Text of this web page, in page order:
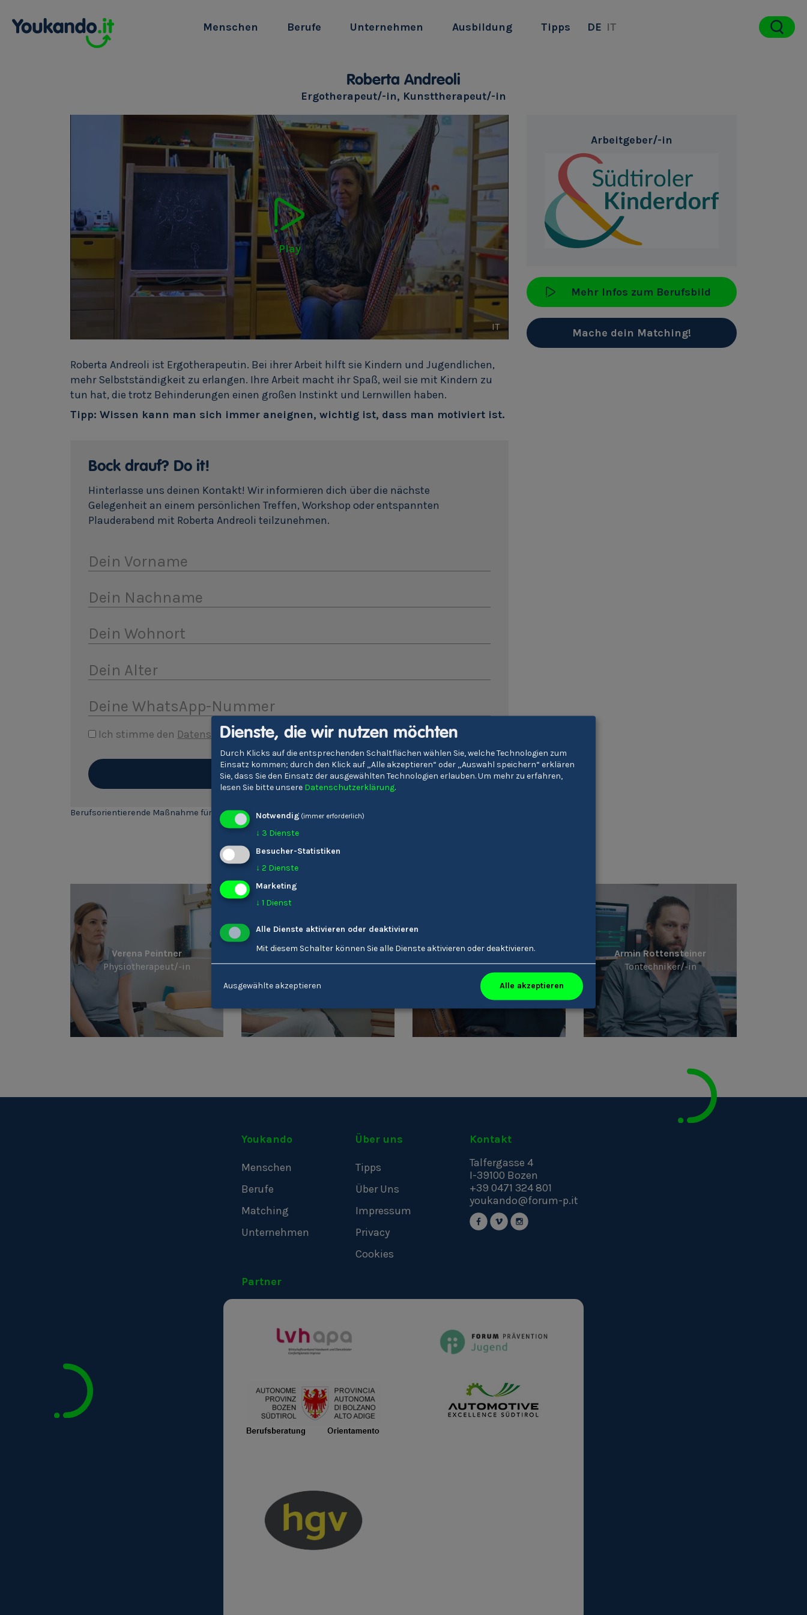
Menschen Berufe Unternehmen Ausbildung Tipps DE IT
Roberta Andreoli
Ergotherapeut/-in, Kunsttherapeut/-in
Play
IT
Roberta Andreoli ist Ergotherapeutin. Bei ihrer Arbeit hilft sie Kindern und Jugendlichen,
mehr Selbstständigkeit zu erlangen. Ihre Arbeit macht ihr Spaß, weil sie mit Kindern zu
tun hat, die trotz Behinderungen einen großen Instinkt und Lernwillen haben.
Tipp: Wissen kann man sich immer aneignen, wichtig ist, dass man motiviert ist.
Arbeitgeber/-in
Mehr Infos zum Berufsbild
Mache dein Matching!
Bock drauf? Do it!
Hinterlasse uns deinen Kontakt! Wir informieren dich über die nächste
Gelegenheit an einem persönlichen Treffen, Workshop oder entspannten
Plauderabend mit Roberta Andreoli teilzunehmen.
Dein Vorname
Dein Nachname
Dein Wohnort
Dein Alter
Deine WhatsApp-Nummer
Ich stimme den Datenschutzbestimmungenzu
Absenden
Berufsorientierende Maßnahme für 16-25 Jährige.
Weitere Stories die dich interessieren könnten
Verena Peintner
Physiotherapeut/-in
Verena Gschnell
Bildungsreferent/-in
Karin Ladinser
Friseur/-in
Armin Rottensteiner
Tontechniker/-in
Youkando
Menschen
Berufe
Matching
Unternehmen
Über uns
Tipps
Über Uns
Impressum
Privacy
Cookies
Kontakt
Talfergasse 4
I-39100 Bozen
+39 0471 324 801
youkando@forum-p.it
Partner
Dienste, die wir nutzen möchten
Durch Klicks auf die entsprechenden Schaltflächen wählen Sie, welche Technologien zum
Einsatz kommen; durch den Klick auf „Alle akzeptieren“ oder „Auswahl speichern“ erklären
Sie, dass Sie den Einsatz der ausgewählten Technologien erlauben.Um mehr zu erfahren,
lesen Sie bitte unsere Datenschutzerklärung.
Notwendig (immer erforderlich)
↓ 3 Dienste
Besucher-Statistiken
↓ 2 Dienste
Marketing
↓ 1 Dienst
Alle Dienste aktivieren oder deaktivieren
Mit diesem Schalter können Sie alle Dienste aktivieren oder deaktivieren.
Ausgewählte akzeptieren Alle akzeptieren